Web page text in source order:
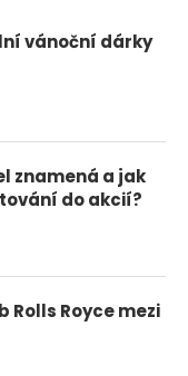
vánoční dárky
znamená a jak
do akcií?
Rolls Royce mezi